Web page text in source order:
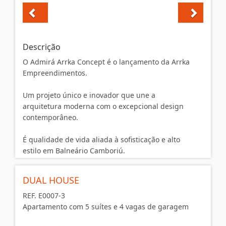
UNIDADE
Churrasqueira a carvão
Projetos com 4 e 5 suítes
3 ou 4 vagas de garagens 1 moto
Sistema de fachada Balcon Juliet Glass
Churrasqueira
Acabamento em gesso
Cozinha
Fechadura com senha na porta de entrada
Interfone
Living
Porcelanato
Sala de Estar
Sala de jantar
Lavabo
Descrição
O Admirá Arrka Concept é o lançamento da Arrka
Empreendimentos.
Um projeto único e inovador que une a
arquitetura moderna com o excepcional design
contemporâneo.
É qualidade de vida aliada à sofisticação e alto
estilo em Balneário Camboriú.
CLASSIC 1 E 2
- 04 SUÍTES
- 03 VAGAS PARA CARRO
DUAL HOUSE
REF. E0007-3
Apartamento com 5 suítes e 4 vagas de garagem